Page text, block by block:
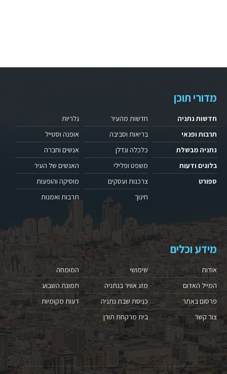
מדורי תוכן
חדשות נתניה
תרבות ופנאי
נתניה מבשלת
בלוגים ודעות
ספורט
חדשות מהעיר
בריאות וסביבה
כלכלה ונדלן
משפט ופלילי
צרכנות ועסקים
חינוך
גלריות
אופנה וסטייל
אנשים וחברה
האנשים של העיר
מוסיקה והופעות
תרבות ואמנות
מידע וכלים
אודות
המייל האדום
פרסום באתר
צור קשר
שימושי
מזג אוויר בנתניה
כניסת שבת נתניה
בית מרקחת תורן
המומחה
תמונת השבוע
דעות מקומיות